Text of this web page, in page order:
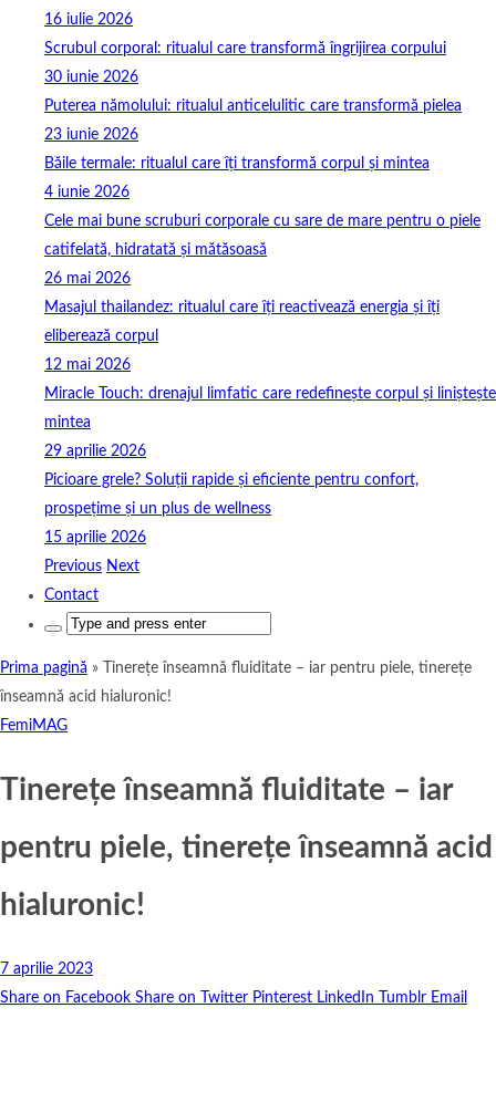
16 iulie 2026
Scrubul corporal: ritualul care transformă îngrijirea corpului
30 iunie 2026
Puterea nămolului: ritualul anticelulitic care transformă pielea
23 iunie 2026
Băile termale: ritualul care îți transformă corpul și mintea
4 iunie 2026
Cele mai bune scruburi corporale cu sare de mare pentru o piele
catifelată, hidratată și mătăsoasă
26 mai 2026
Masajul thailandez: ritualul care îți reactivează energia și îți
eliberează corpul
12 mai 2026
Miracle Touch: drenajul limfatic care redefinește corpul și liniștește
mintea
29 aprilie 2026
Picioare grele? Soluții rapide și eficiente pentru confort,
prospețime și un plus de wellness
15 aprilie 2026
Previous Next
Contact
Search
Prima pagină »
Tinerețe înseamnă fluiditate – iar pentru piele, tinerețe
înseamnă acid hialuronic!
FemiMAG
Tinerețe înseamnă fluiditate – iar
pentru piele, tinerețe înseamnă acid
hialuronic!
7 aprilie 2023
Share on Facebook Share on Twitter Pinterest LinkedIn Tumblr Email